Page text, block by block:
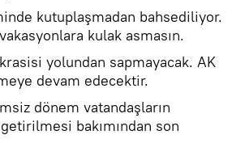
kutuplaşmadan bahsediliyor.
kulak asmasın.
yolundan sapmayacak. AK
devam edecektir.
dönem vatandaşların
bakımından son